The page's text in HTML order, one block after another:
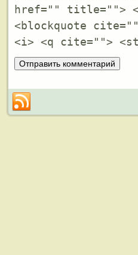
href="" title="">
<blockquote
<i> <q cite="">